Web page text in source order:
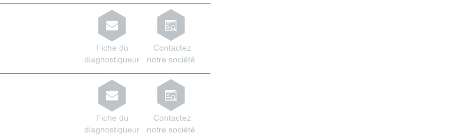
Contactez
notre société
Fiche du
diagnostiqueur
Contactez
notre société
Fiche du
diagnostiqueur